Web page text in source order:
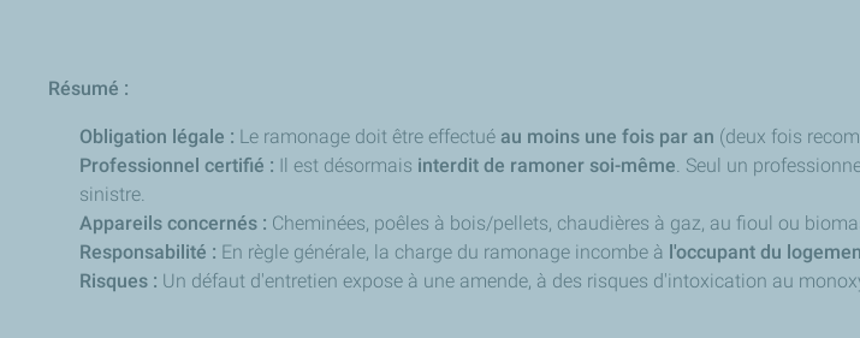
Résumé :
Obligation légale : Le ramonage doit être effectué au moins une fois par an (deux fois
Professionnel certifié : Il est désormais interdit de ramoner soi-même . Seul un
sinistre.
Appareils concernés : Cheminées, poêles à bois/pellets, chaudières à gaz, au fioul ou
Responsabilité : En règle générale, la charge du ramonage incombe à l'occupant du
Risques : Un défaut d'entretien expose à une amende, à des risques d'intoxication au